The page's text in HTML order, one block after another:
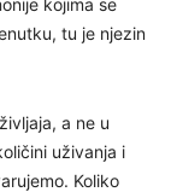
kojima se
tu je njezin
a ne u
uživanja i
Koliko